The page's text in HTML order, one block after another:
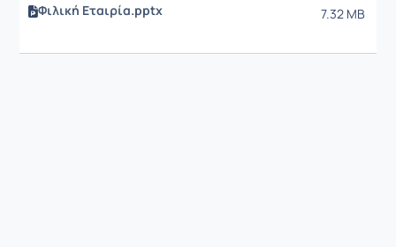
Φιλική Εταιρία.pptx 7.32 MB